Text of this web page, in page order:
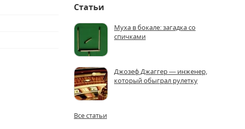
Статьи
Муха в бокале: загадка со
спичками
Джозеф Джаггер — инженер,
который обыграл рулетку
Все статьи